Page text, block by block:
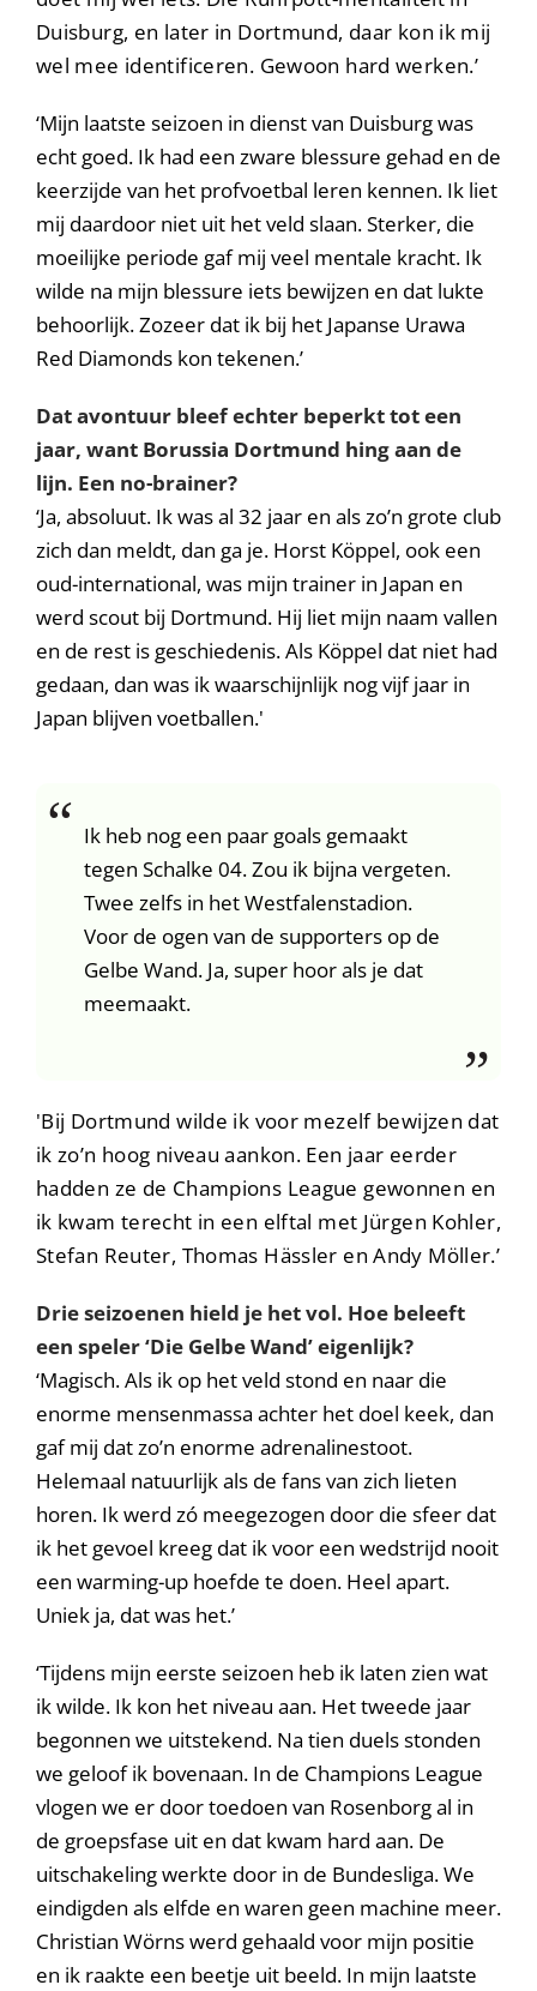
Duisburg, en later in Dortmund, daar kon ik mij
wel mee identificeren. Gewoon hard werken.’
‘Mijn laatste seizoen in dienst van Duisburg was
echt goed. Ik had een zware blessure gehad en de
keerzijde van het profvoetbal leren kennen. Ik liet
mij daardoor niet uit het veld slaan. Sterker, die
moeilijke periode gaf mij veel mentale kracht. Ik
wilde na mijn blessure iets bewijzen en dat lukte
behoorlijk. Zozeer dat ik bij het Japanse Urawa
Red Diamonds kon tekenen.’
Dat avontuur bleef echter beperkt tot een
jaar, want Borussia Dortmund hing aan de
lijn. Een no-brainer?
‘Ja, absoluut. Ik was al 32 jaar en als zo’n grote club
zich dan meldt, dan ga je. Horst Köppel, ook een
oud-international, was mijn trainer in Japan en
werd scout bij Dortmund. Hij liet mijn naam vallen
en de rest is geschiedenis. Als Köppel dat niet had
gedaan, dan was ik waarschijnlijk nog vijf jaar in
Japan blijven voetballen.'
Ik heb nog een paar goals gemaakt
tegen Schalke 04. Zou ik bijna vergeten.
Twee zelfs in het Westfalenstadion.
Voor de ogen van de supporters op de
Gelbe Wand. Ja, super hoor als je dat
meemaakt.
'Bij Dortmund wilde ik voor mezelf bewijzen dat
ik zo’n hoog niveau aankon. Een jaar eerder
hadden ze de Champions League gewonnen en
ik kwam terecht in een elftal met Jürgen Kohler,
Stefan Reuter, Thomas Hässler en Andy Möller.’
Drie seizoenen hield je het vol. Hoe beleeft
een speler ‘Die Gelbe Wand’ eigenlijk?
‘Magisch. Als ik op het veld stond en naar die
enorme mensenmassa achter het doel keek, dan
gaf mij dat zo’n enorme adrenalinestoot.
Helemaal natuurlijk als de fans van zich lieten
horen. Ik werd zó meegezogen door die sfeer dat
ik het gevoel kreeg dat ik voor een wedstrijd nooit
een warming-up hoefde te doen. Heel apart.
Uniek ja, dat was het.’
‘Tijdens mijn eerste seizoen heb ik laten zien wat
ik wilde. Ik kon het niveau aan. Het tweede jaar
begonnen we uitstekend. Na tien duels stonden
we geloof ik bovenaan. In de Champions League
vlogen we er door toedoen van Rosenborg al in
de groepsfase uit en dat kwam hard aan. De
uitschakeling werkte door in de Bundesliga. We
eindigden als elfde en waren geen machine meer.
Christian Wörns werd gehaald voor mijn positie
en ik raakte een beetje uit beeld. In mijn laatste